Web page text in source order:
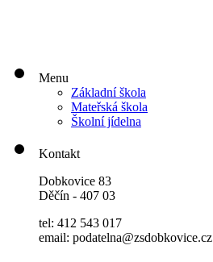
Menu
Základní škola
Mateřská škola
Školní jídelna
Kontakt
Dobkovice 83
Děčín - 407 03
tel: 412 543 017
email: podatelna@zsdobkovice.cz